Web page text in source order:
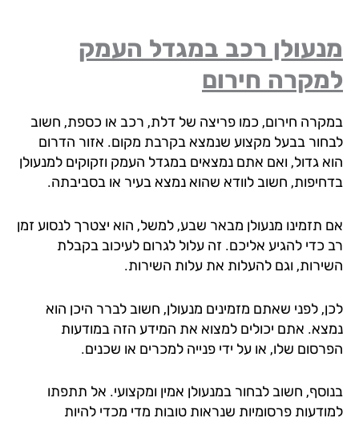
רכב במגדל העמק
חירום
חירום, כמו פריצה של דלת, רכב או כספת, חשוב
בבעל מקצוע שנמצא בקרבת מקום. אזור הדרום
גדול, ואם אתם נמצאים במגדל העמק וזקוקים למנעולן
חשוב לוודא שהוא נמצא בעיר או בסביבתה.
תזמינו מנעולן מבאר שבע, למשל, הוא יצטרך לנסוע זמן
כדי להגיע אליכם. זה עלול לגרום לעיכוב בקבלת
וגם להעלות את עלות השירות.
לפני שאתם מזמינים מנעולן, חשוב לברר היכן הוא
אתם יכולים למצוא את המידע הזה במודעות
שלו, או על ידי פנייה למכרים או שכנים.
חשוב לבחור במנעולן אמין ומקצועי. אל תתפתו
פרסומיות שנראות טובות מדי מכדי להיות